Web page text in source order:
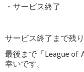
・サービス終了
サービス終了まで残
最後まで「League of
幸いです。